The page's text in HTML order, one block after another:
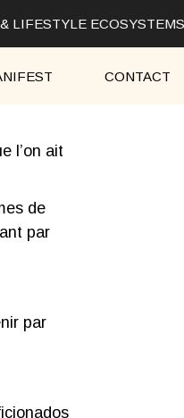
ECOSYSTEMS
CONTACT
l’on ait
de
par
par